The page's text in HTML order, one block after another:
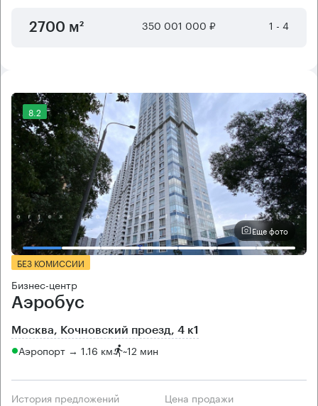
2700 м² 350 001 000 ₽ 1 - 4
8.2
Еще фото
БЕЗ КОМИССИИ
Бизнес-центр
Аэробус
Москва, Кочновский проезд, 4 к1
Аэропорт → 1.16 км ~12 мин
История предложений Цена продажи